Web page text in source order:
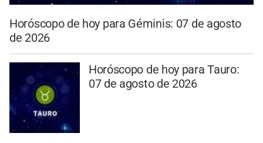
Horóscopo de hoy para Géminis: 07 de agosto
de 2026
Horóscopo de hoy para Tauro:
07 de agosto de 2026